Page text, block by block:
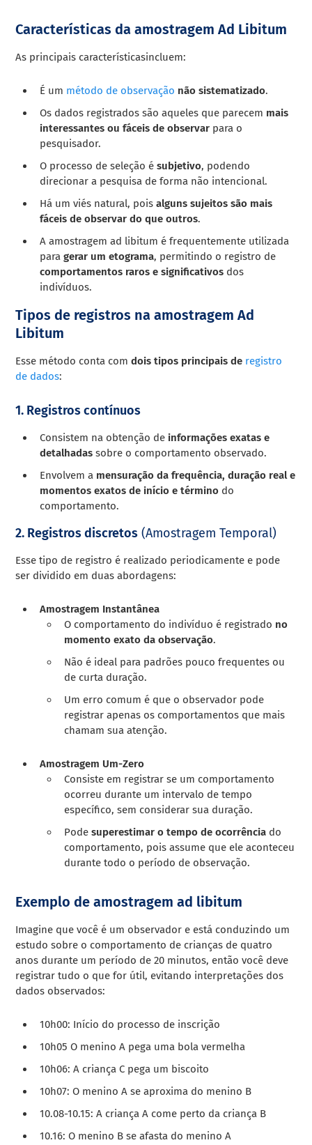
Características da amostragem Ad Libitum
As principais característicasincluem:
É um método de observação não sistematizado.
Os dados registrados são aqueles que parecem mais
interessantes ou fáceis de observar para o
pesquisador.
O processo de seleção ésubjetivo, podendo
direcionar a pesquisa de forma não intencional.
Há um viés natural, poisalguns sujeitos são mais
fáceis de observar do que outros.
A amostragem ad libitum é frequentemente utilizada
paragerar um etograma, permitindo o registro de
comportamentos raros e significativos dos
indivíduos.
Tipos de registros na amostragem Ad
Libitum
Esse método conta comdois tipos principais de registro
de dados:
1. Registros contínuos
Consistem na obtenção de informações exatas e
detalhadas sobre o comportamento observado.
Envolvem a mensuração da frequência, duração real e
momentos exatos de início e término do
comportamento.
2. Registros discretos (Amostragem Temporal)
Esse tipo de registro é realizado periodicamente e pode
ser dividido em duas abordagens:
Amostragem Instantânea
O comportamento do indivíduo é registrado no
momento exato da observação.
Não é ideal para padrões pouco frequentes ou
de curta duração.
Um erro comum é que o observador pode
registrar apenas os comportamentos que mais
chamam sua atenção.
Amostragem Um-Zero
Consiste em registrar se um comportamento
ocorreu durante um intervalo de tempo
específico, sem considerar sua duração.
Podesuperestimar o tempo de ocorrência do
comportamento, pois assume que ele aconteceu
durante todo o período de observação.
Exemplo de amostragem ad libitum
Imagine que você é um observador e está conduzindo um
estudo sobre o comportamento de crianças de quatro
anos durante um período de 20 minutos, então você deve
registrar tudo o que for útil, evitando interpretações dos
dados observados:
10h00: Início do processo de inscrição
10h05 O menino A pega uma bola vermelha
10h06: A criança C pega um biscoito
10h07: O menino A se aproxima do menino B
10.08-10.15: A criança A come perto da criança B
10.16: O menino B se afasta do menino A